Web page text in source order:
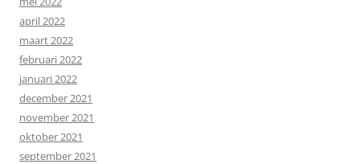
april 2022
maart 2022
februari 2022
januari 2022
december 2021
november 2021
oktober 2021
september 2021